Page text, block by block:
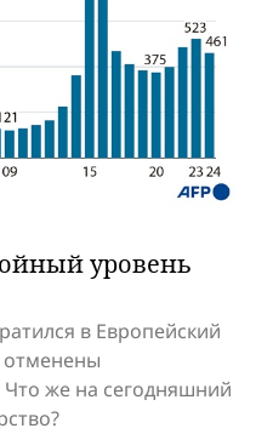
уровень
в Европейский
отменены
же на сегодняшний